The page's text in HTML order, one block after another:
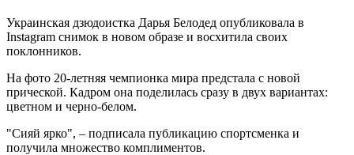
Украинская дзюдоистка Дарья Белодед опубликовала в
Instagram снимок в новом образе и восхитила своих
поклонников.
На фото 20-летняя чемпионка мира предстала с новой
прической. Кадром она поделилась сразу в двух вариантах:
цветном и черно-белом.
"Сияй ярко", – подписала публикацию спортсменка и
получила множество комплиментов.